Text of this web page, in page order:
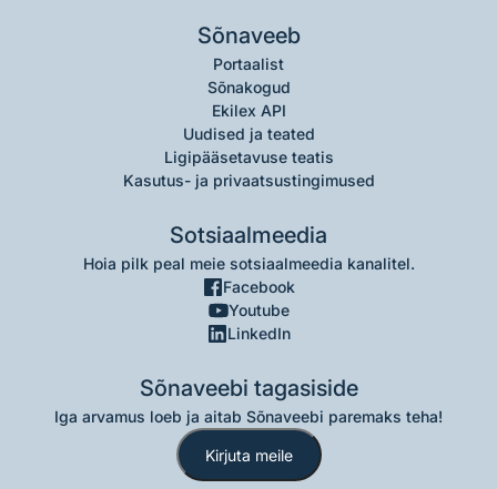
Sõnaveeb
Portaalist
Sõnakogud
Ekilex API
Uudised ja teated
Ligipääsetavuse teatis
Kasutus- ja privaatsustingimused
Sotsiaalmeedia
Hoia pilk peal meie sotsiaalmeedia kanalitel.
Facebook
Youtube
LinkedIn
Sõnaveebi tagasiside
Iga arvamus loeb ja aitab Sõnaveebi paremaks teha!
Kirjuta meile